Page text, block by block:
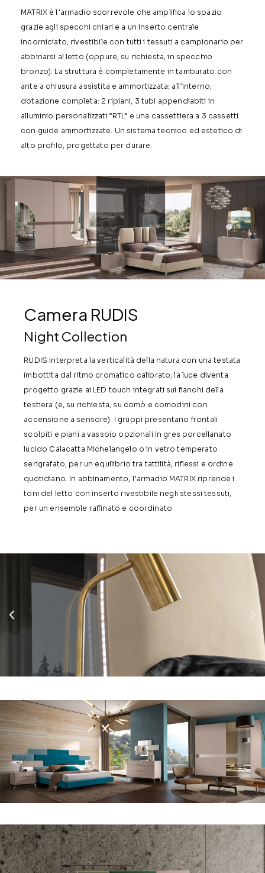
MATRIX è l’armadio scorrevole che amplifica lo spazio
grazie agli specchi chiari e a un inserto centrale
incorniciato, rivestibile con tutti i tessuti a campionario per
abbinarsi al letto (oppure, su richiesta, in specchio
bronzo). La struttura è completamente in tamburato con
ante a chiusura assistita e ammortizzata; all’interno,
dotazione completa: 2 ripiani, 3 tubi appendiabiti in
alluminio personalizzati “RTL” e una cassettiera a 3 cassetti
con guide ammortizzate. Un sistema tecnico ed estetico di
alto profilo, progettato per durare.
Camera RUDIS
Night Collection
RUDIS interpreta la verticalità della natura con una testata
imbottita dal ritmo cromatico calibrato; la luce diventa
progetto grazie ai LED touch integrati sui fianchi della
testiera (e, su richiesta, su comò e comodini con
accensione a sensore). I gruppi presentano frontali
scolpiti e piani a vassoio opzionali in gres porcellanato
lucido Calacatta Michelangelo o in vetro temperato
serigrafato, per un equilibrio tra tattilità, riflessi e ordine
quotidiano. In abbinamento, l’armadio MATRIX riprende i
toni del letto con inserto rivestibile negli stessi tessuti,
per un ensemble raffinato e coordinato.